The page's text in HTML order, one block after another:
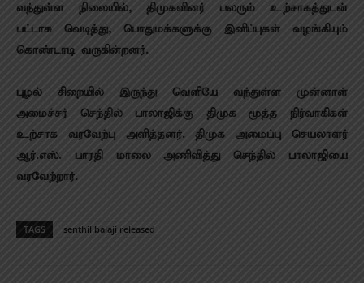
வந்துள்ள நிலையில், திமுகவினர் பலரும் உற்சாகத்துடன்
பட்டாசு வெடித்து, பொதுமக்களுக்கு இனிப்புகள் வழங்கியும்
கொண்டாடி வருகின்றனர்.
புழல் சிறையில் இருந்து வெளியே வந்துள்ள முன்னாள்
அமைச்சர் செந்தில் பாலாஜிக்கு திமுக மூத்த நிர்வாகிகள்
உற்சாக வரவேற்பு அளித்தனர். திமுக அமைப்பு செயலாளர்
ஆர்.எஸ். பாரதி மாலை அணிவித்து செந்தில் பாலாஜியை
வரவேற்றார்.
TAGS senthil balaji released